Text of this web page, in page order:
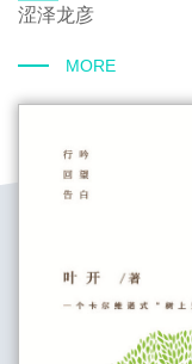
涩泽龙彦
MORE